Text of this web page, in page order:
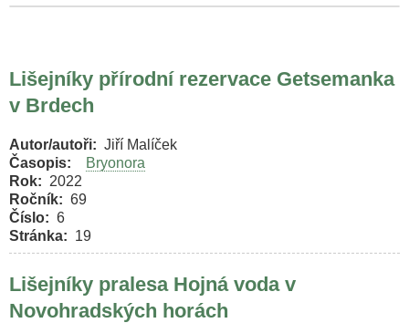
Lišejníky přírodní rezervace Getsemanka
v Brdech
Autor/autoři
Jiří Malíček
Časopis
Bryonora
Rok
2022
Ročník
69
Číslo
6
Stránka
19
Lišejníky pralesa Hojná voda v
Novohradských horách